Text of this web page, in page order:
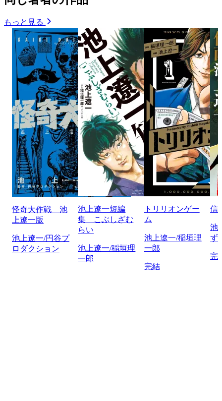
もっと見る
怪奇大作戦 池
上遼一版
池上遼一/円谷プ
ロダクション
池上遼一短編
集 こぶしざむ
らい
池上遼一/稲垣理
一郎
トリリオンゲー
ム
池上遼一/稲垣理
一郎
完結
信
池
ず
完